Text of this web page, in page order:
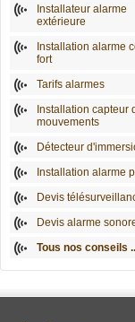
Installateur alarme
extérieure
Installation alarme
fort
Tarifs alarmes
Installation capteur
mouvements
Détecteur
Installation alarme
Devis
Devis alarme
Tous nos conseils